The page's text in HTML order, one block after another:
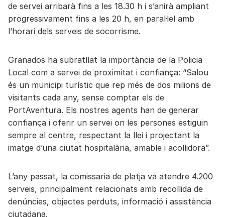
de servei arribarà fins a les 18.30 h i s’anirà ampliant
progressivament fins a les 20 h, en paral·lel amb
l’horari dels serveis de socorrisme.
Granados ha subratllat la importància de la Policia
Local com a servei de proximitat i confiança: “Salou
és un municipi turístic que rep més de dos milions de
visitants cada any, sense comptar els de
PortAventura. Els nostres agents han de generar
confiança i oferir un servei on les persones estiguin
sempre al centre, respectant la llei i projectant la
imatge d’una ciutat hospitalària, amable i acollidora”.
L’any passat, la comissaria de platja va atendre 4.200
serveis, principalment relacionats amb recollida de
denúncies, objectes perduts, informació i assistència
ciutadana.